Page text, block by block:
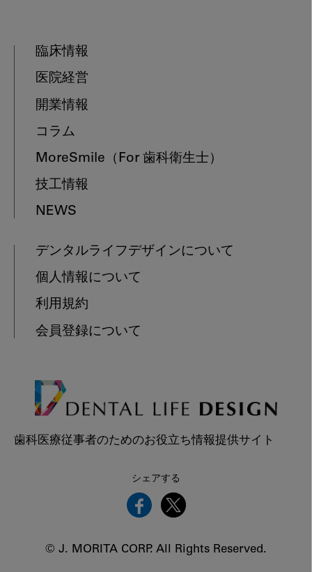
臨床情報
医院経営
開業情報
コラム
MoreSmile （For 歯科衛生士）
技工情報
NEWS
デンタルライフデザインについて
個人情報について
利用規約
会員登録について
歯科医療従事者のためのお役立ち情報提供サイト
シェアする
© J. MORITA CORP. All Rights Reserved.